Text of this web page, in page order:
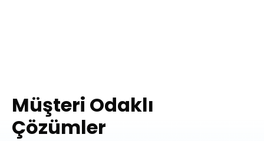
Müşteri Odaklı
Çözümler